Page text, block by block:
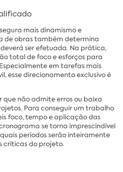
mais dinamismo e
de obras também determina
ser efetuada. Na prática,
total de foco e esforços para
em tarefas mais
esse direcionamento exclusivo é
que não admite erros ou baixa
Para conseguir um trabalho
foco, tempo e aplicação das
se torna imprescindível
períodos serão inteiramente
críticas do projeto.